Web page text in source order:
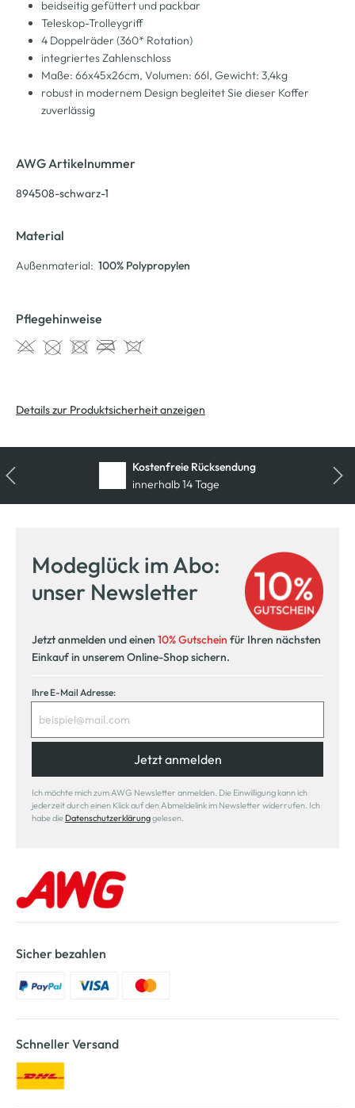
beidseitig gefüttert und packbar
Teleskop-Trolleygriff
4 Doppelräder (360* Rotation)
integriertes Zahlenschloss
Maße: 66x45x26cm, Volumen: 66l, Gewicht: 3,4kg
robust in modernem Design begleitet Sie dieser Koffer
zuverlässig
AWG Artikelnummer
894508-schwarz-1
Material
Außenmaterial: 100% Polypropylen
Pflegehinweise
Details zur Produktsicherheit anzeigen
Kostenfreie Rücksendung
innerhalb 14 Tage
Modeglück im Abo:
unser Newsletter
Jetzt anmelden und einen 10% Gutschein für Ihren nächsten
Einkauf in unserem Online-Shop sichern.
Ihre E-Mail Adresse:
Jetzt anmelden
Ich möchte mich zum AWG Newsletter anmelden. Die Einwilligung kann ich
jederzeit durch einen Klick auf den Abmeldelink im Newsletter widerrufen. Ich
habe die Datenschutzerklärunggelesen.
Sicher bezahlen
Schneller Versand